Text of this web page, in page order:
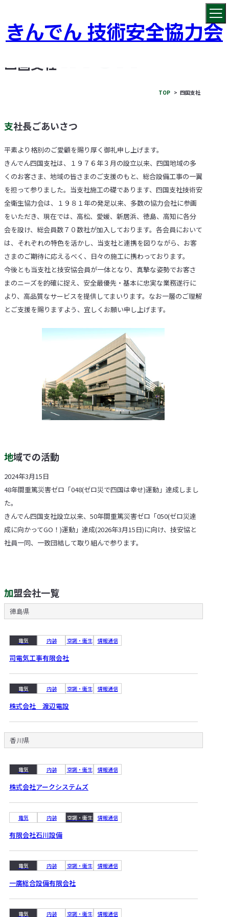
きんでん 技術安全協力会
四国支社
TOP 四国支社
支社長ごあいさつ
平素より格別のご愛顧を賜り厚く御礼申し上げます。
きんでん四国支社は、１９７６年３月の設立以来、四国地域の多
くのお客さま、地域の皆さまのご支援のもと、総合設備工事の一翼
を担って参りました。当支社施工の礎であります、四国支社技術安
全衛生協力会は、１９８１年の発足以来、多数の協力会社に参画
をいただき、現在では、高松、愛媛、新居浜、徳島、高知に各分
会を設け、総会員数７０数社が加入しております。各会員において
は、それぞれの特色を活かし、当支社と連携を図りながら、お客
さまのご期待に応えるべく、日々の施工に携わっております。
今後とも当支社と技安協会員が一体となり、真摯な姿勢でお客さ
まのニーズを的確に捉え、安全最優先・基本に忠実な業務遂行に
より、高品質なサービスを提供してまいります。なお一層のご理解
とご支援を賜りますよう、宜しくお願い申し上げます。
地域での活動
2024年3月15日
48年間重篤災害ゼロ「048(ゼロ災で四国は幸せ)運動」達成しまし
た。
きんでん四国支社設立以来、50年間重篤災害ゼロ「050(ゼロ災達
成に向かってGO！)運動」達成(2026年3月15日)に向け、技安協と
社員一同、一致団結して取り組んで参ります。
加盟会社一覧
徳島県
電気 内装 空調・衛生 情報通信
司電気工事有限会社
電気 内装 空調・衛生 情報通信
株式会社 渡辺電設
香川県
電気 内装 空調・衛生 情報通信
株式会社アークシステムズ
電気 内装 空調・衛生 情報通信
有限会社石川設備
電気 内装 空調・衛生 情報通信
一廣総合設備有限会社
電気 内装 空調・衛生 情報通信